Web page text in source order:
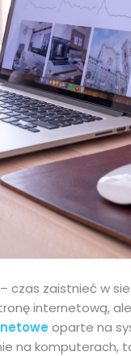
czas zaistnieć w
internetową,
oparte na
na